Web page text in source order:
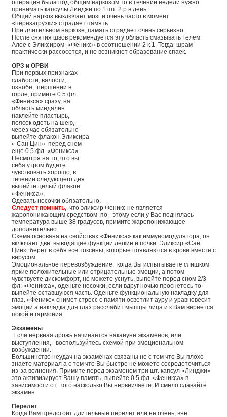
операция была под общим наркозом то в течении недели нужно
принимать капсулы Линджи по 1 шт. 2 р в день.
Общий наркоз выключает мозг и очень часто в момент
«перезагрузки» страдает память.
При длительном наркозе, память страдает очень серьезно.
После снятия швов рекомендуется эту область смазывать Гелем
Алое с Эликсиром «Феникс» в соотношении 2 к 1. Тогда шрам
практически рассосется, и не возникнет образование спаек.
ОРЗ и ОРВИ
При первых признаках
слабости, вялости,
ознобе, першении в
горле, примите 0.5 фл.
«Феникса» сразу, на
область миндалин
наклейте пластырь,
поясок одеть на шею,
через час обязательно
выпейте флакон Эликсира
« Сан Цин» перед сном
еще 0.5 фл. «Феникса».
Несмотря на то, что вы
себя утром будете
чувствовать хорошо, в
течении следующего дня
выпейте целый флакон
«Феникса».
Одевать носочки обязательно.
Следует помнить, что эликсир Феникс не является
жаропонижающим средством по - этому если у Вас поднялась
температура выше 38 градусов, примите жаропонижающее
дополнительно.
Схема основана на свойствах «Феникса» как иммуномодулятора, он
включает две выводящие функции легкие и почки. Эликсир «Сан
Цин» берет в себя все токсины, которые появляются в крови вместе с
вирусом.
Эмоциональное перевозбуждение, когда Вы испытываете слишком
яркие положительные или отрицательные эмоции, а потом
чувствуете дискомфорт, не можете уснуть, выпейте перед сном 2/3
фл. «Феникса», оденьте носочки, если вдруг ночью проснетесь то
выпейте оставшуюся часть. Оденьте функциональную накладку для
глаз. «Феникс» снимет стресс с памяти осветлит ауру и уравновесит
эмоции а накладка для глаз расслабит мышцы лица и к Вам вернется
покой и гармония.
Экзамены
Если нервная дрожь начинается накануне экзаменов, или
выступления, воспользуйтесь схемой при эмоциональном
возбуждении.
Большинство неудач на экзаменах связаны не с тем что Вы плохо
знаете материал а с тем что Вы быстро не можете сосредоточиться
из-за волнения. Примите перед экзаменом три шт. капсул «Линджи»
это активизирует Вашу память, выпейте 0.5 фл. «Феникса» в
зависимости от того насколько Вы нервничаете. И смело сдавайте
экзамен.
Перелет
Когда Вам предстоит длительные перелет или не очень, вне